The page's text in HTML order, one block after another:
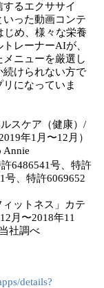
するエクササイ
った動画コンテ
じめ、様々な栄養
レーナーAIが、
ニューを厳選し
けられない方で
になっていま
スケア（健康）/
年1月〜12月）
Annie
6486541号、特許
号、特許6069652
ットネス」カテ
月〜2018年11
社調べ
details?